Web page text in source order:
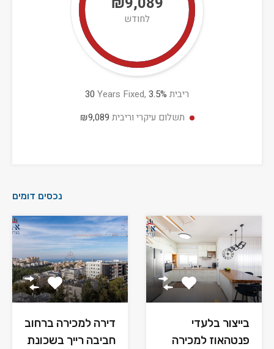
לחודש
30 Years Fixed, 3.5% ריבית
תשלום עיקרי וריבית ₪9,089
נכסים דומים
בייצור בלעדי
פנטהאוז למכירה
דירה למכירה ברחוב
חביבה רייך בשכונת